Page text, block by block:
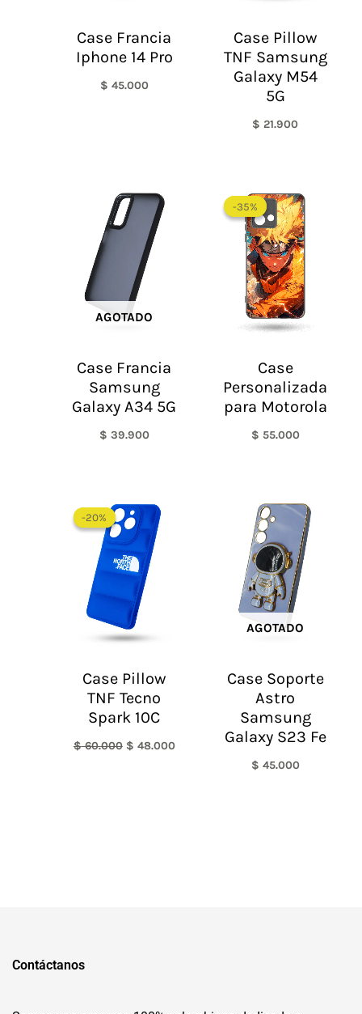
Case Francia
Iphone 14 Pro
$ 45.000
Case Pillow
TNF Samsung
Galaxy M54
5G
$ 21.900
AGOTADO
Case Francia
Samsung
Galaxy A34 5G
$ 39.900
-35%
-35%
Case
Personalizada
para Motorola
$ 55.000
-20%
-20%
Case Pillow
TNF Tecno
Spark 10C
$60.000
precio
original
era:
$ 60.000.
$ 48.000
AGOTADO
Case Soporte
Astro
Samsung
Galaxy S23 Fe
$ 45.000
Contáctanos